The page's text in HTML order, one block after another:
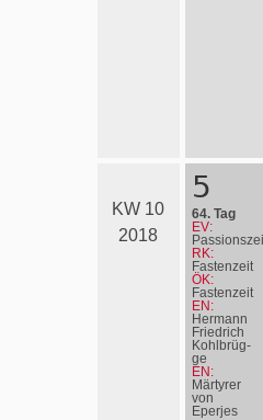
KW 10
2018
5
64. Tag
EV:
RK:
Fastenzeit
ÖK:
Fastenzeit
EN:
Hermann
Friedrich
Kohl­brüg­
ge
EN:
Märtyrer
von
Eperjes